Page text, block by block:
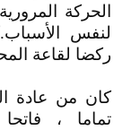
الحركة
لنفس
ركضا لقاعة
كان من عادة
تماما ،